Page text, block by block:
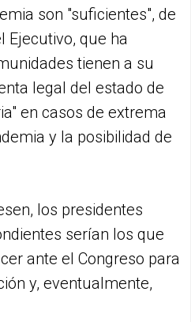
son "suficientes", de
Ejecutivo, que ha
tienen a su
legal del estado de
en casos de extrema
y la posibilidad de
los presidentes
serían los que
ante el Congreso para
y, eventualmente,